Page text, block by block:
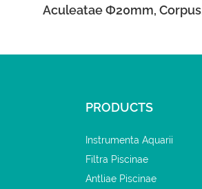
Aculeatae Ф20mm, Corpus
PRODUCTS
Instrumenta Aquarii
Filtra Piscinae
Antliae Piscinae